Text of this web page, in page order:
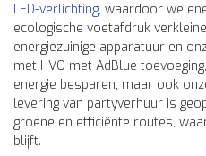
LED-verlichting, waardoor we
ecologische voetafdruk
energiezuinige apparatuur en
met HVO met AdBlue
energie besparen, maar ook
levering van partyverhuur is
groene en efficiënte routes,
blijft.